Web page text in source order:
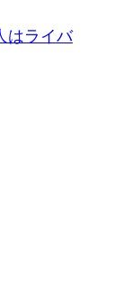
はライバ